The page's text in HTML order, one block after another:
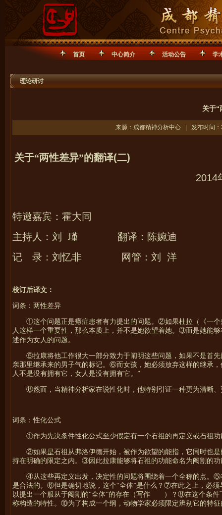
首页 中心简介 活动公告 学
理论研讨
关于“
来源：成都精神分析中心 | 发布时间
关于“两性差异”的翻译(二)
2014
特邀嘉宾：霍大同
主持人：刘
瑾 翻译：陈婉迪
记 录：刘忆非 网管：刘
洋
校订后译文：
词条：两性差异
①这个问题正是癔症患者有力提出的问题。②如果杜拉（《一个
人这样一个重要性，那么本质上，并不是她欲望着她。③而是她能
述作为女人的问题。
⑤拉康将他工作很大一部分致力于阐明这些问题，如果不是首
亲那里继承来的男子气的标记。⑥而女孩，她必须放弃这样的继承
人不是没有拥有它，女人是没有拥有它。”
⑧然而，当精神分析家在说性化时，他特别引证一种更为清晰
词条：性化公式
①作为先决条件性化公式至少假定有一个石祖的再定义或石祖
②如果是石祖从弗洛伊德开始，被作为欲望的能指，它同时也
持在明确的限定之内。③因此拉康能够将石祖的功能命名为阉割的功
④从这些再定义出发，决定性的问题将围绕着一个全称的点。
是合法的。⑥但是确切地说，这个“全体”是什么？⑦在此之上，必
以提出一个服从于阉割的“全体”的存在（写作
）？⑧在这个条件
称构造的特性。 ⑩为了构成一个纲，动物学家必须限定辨别它的特